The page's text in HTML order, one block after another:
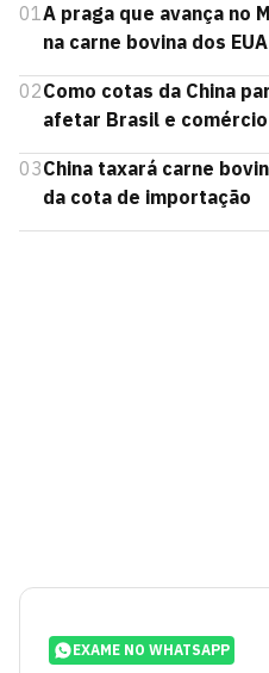
01A praga que avança no
na carne bovina dos EUA
02Como cotas da China
afetar Brasil e
03China taxará carne
da cota de importação
EXAME NO WHATSAPP